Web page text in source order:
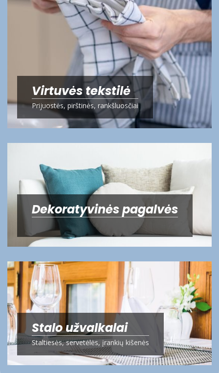
Virtuvės tekstilė
Prijuostės, pirštinės, rankšluosčiai
Dekoratyvinės pagalvės
Stalo užvalkalai
Staltiesės, servetėlės, įrankių kišenės